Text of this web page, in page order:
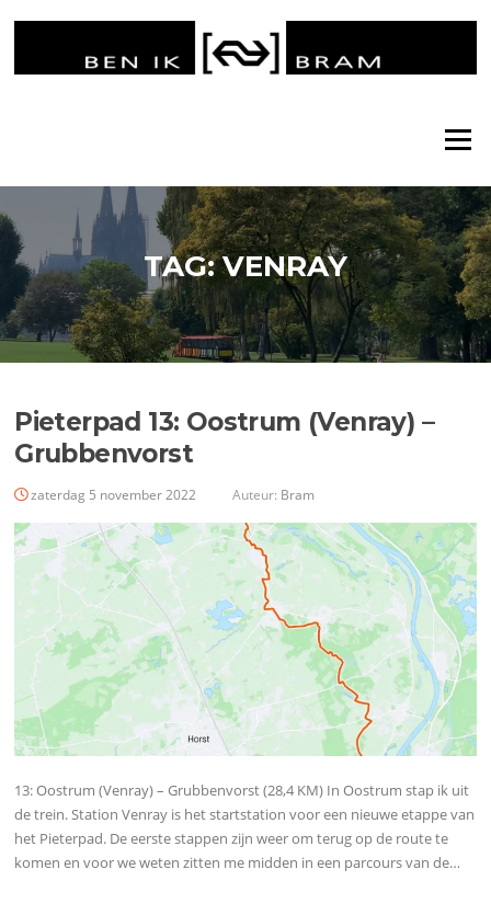
Menu
TAG:VENRAY
Pieterpad 13: Oostrum (Venray) –
Grubbenvorst
zaterdag 5 november 2022 Auteur: Bram
13: Oostrum (Venray) – Grubbenvorst (28,4 KM) In Oostrum stap ik uit
de trein. Station Venray is het startstation voor een nieuwe etappe van
het Pieterpad. De eerste stappen zijn weer om terug op de route te
komen en voor we weten zitten me midden in een parcours van de…